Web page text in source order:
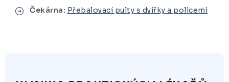
Čekárna: Přebalovací pulty s dvířky a policemi